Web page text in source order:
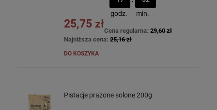
godz.
min.
25,75 zł
Cena regularna: 29,60 zł
Najniższa cena: 25,16 zł
DO KOSZYKA
Pistacje prażone solone 200g